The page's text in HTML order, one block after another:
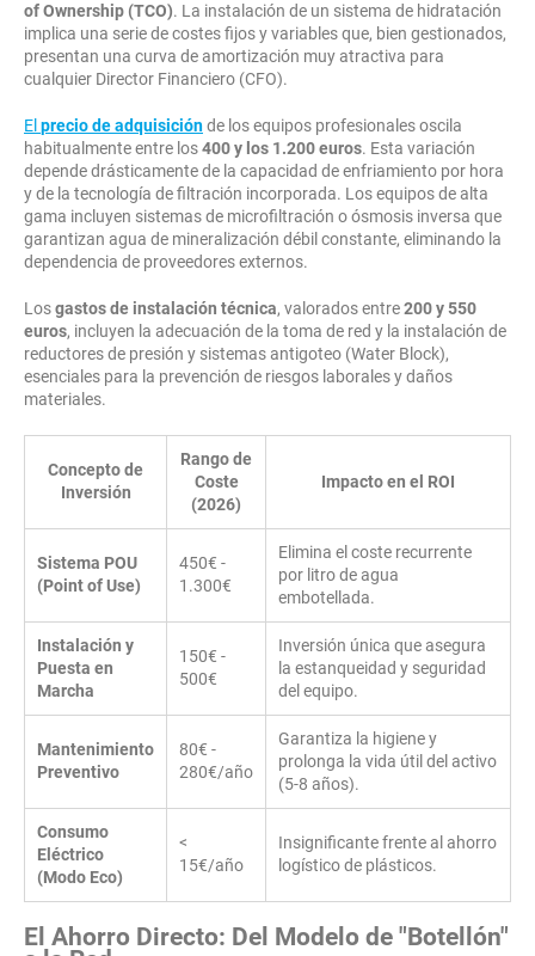
of Ownership (TCO). La instalación de un sistema de hidratación
implica una serie de costes fijos y variables que, bien gestionados,
presentan una curva de amortización muy atractiva para
cualquier Director Financiero (CFO).
El precio de adquisiciónde los equipos profesionales oscila
habitualmente entre los400 y los 1.200 euros. Esta variación
depende drásticamente de la capacidad de enfriamiento por hora
y de la tecnología de filtración incorporada. Los equipos de alta
gama incluyen sistemas de microfiltración o ósmosis inversa que
garantizan agua de mineralización débil constante, eliminando la
dependencia de proveedores externos.
Losgastos de instalación técnica, valorados entre200 y 550
euros, incluyen la adecuación de la toma de red y la instalación de
reductores de presión y sistemas antigoteo (Water Block),
esenciales para la prevención de riesgos laborales y daños
materiales.
Concepto de
Inversión
Rango de
Coste
(2026)
Impacto en el ROI
Sistema POU
(Point of Use)
450€ -
1.300€
Elimina el coste recurrente
por litro de agua
embotellada.
Instalación y
Puesta en
Marcha
150€ -
500€
Inversión única que asegura
la estanqueidad y seguridad
del equipo.
Mantenimiento
Preventivo
80€ -
280€/año
Garantiza la higiene y
prolonga la vida útil del activo
(5-8 años).
Consumo
Eléctrico
(Modo Eco)
<
15€/año
Insignificante frente al ahorro
logístico de plásticos.
El Ahorro Directo: Del Modelo de "Botellón"